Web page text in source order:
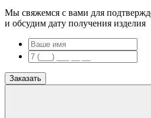
Мы свяжемся с вами для
и обсудим дату получения изделия
Заказать